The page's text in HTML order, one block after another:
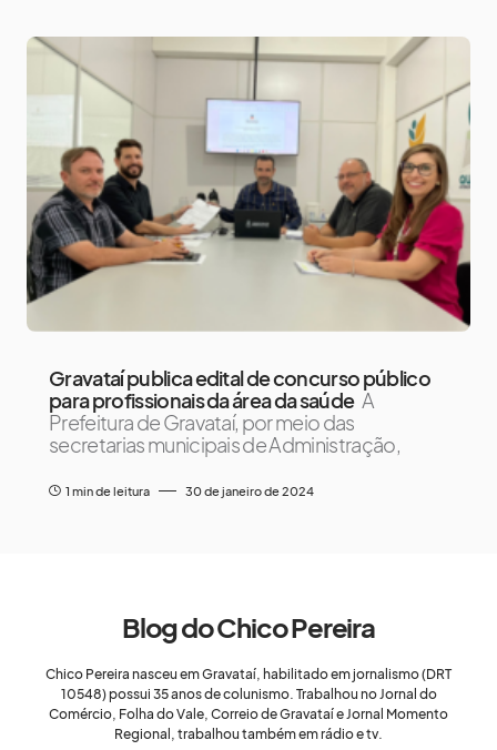
Gravataí publica edital de concurso público
para profissionais da área da saúde A
Prefeitura de Gravataí, por meio das
secretarias municipais de Administração,
1 min de leitura 30 de janeiro de 2024
Blog do Chico Pereira
Chico Pereira nasceu em Gravataí, habilitado em jornalismo (DRT
10548) possui 35 anos de colunismo. Trabalhou no Jornal do
Comércio, Folha do Vale, Correio de Gravataí e Jornal Momento
Regional, trabalhou também em rádio e tv.